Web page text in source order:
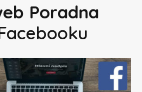
Poradna